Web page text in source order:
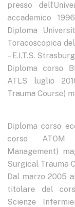
presso
accademico
Diploma
Toracoscopica
– E.I.T.S.
Diploma corso
ATLS luglio
Trauma Course)
Diploma corso
corso ATOM
Management)
Surgical Trauma
Dal marzo 2005
titolare del
Scienze